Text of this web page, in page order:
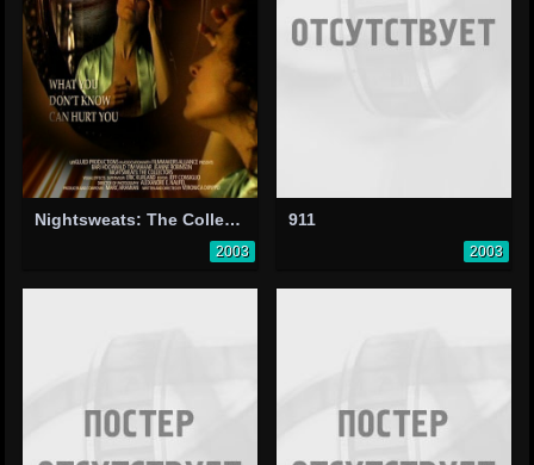
Nightsweats: The Collectors
2003
911
2003